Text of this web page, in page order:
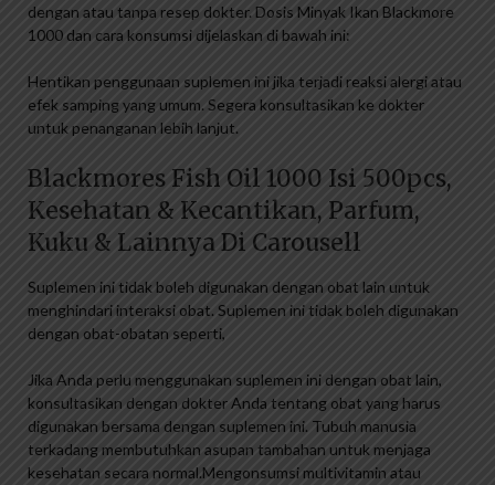
dengan atau tanpa resep dokter. Dosis Minyak Ikan Blackmore
1000 dan cara konsumsi dijelaskan di bawah ini:
Hentikan penggunaan suplemen ini jika terjadi reaksi alergi atau
efek samping yang umum. Segera konsultasikan ke dokter
untuk penanganan lebih lanjut.
Blackmores Fish Oil 1000 Isi 500pcs,
Kesehatan & Kecantikan, Parfum,
Kuku & Lainnya Di Carousell
Suplemen ini tidak boleh digunakan dengan obat lain untuk
menghindari interaksi obat. Suplemen ini tidak boleh digunakan
dengan obat-obatan seperti,
Jika Anda perlu menggunakan suplemen ini dengan obat lain,
konsultasikan dengan dokter Anda tentang obat yang harus
digunakan bersama dengan suplemen ini. Tubuh manusia
terkadang membutuhkan asupan tambahan untuk menjaga
kesehatan secara normal.Mengonsumsi multivitamin atau